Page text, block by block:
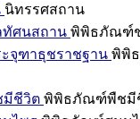
นิทรรศสถาน
ศนสถาน พิพิธภัณฑ์
จุฑาธุชราชฐาน พิพิ
ชีวิต พิพิธภัณฑ์พืชมี